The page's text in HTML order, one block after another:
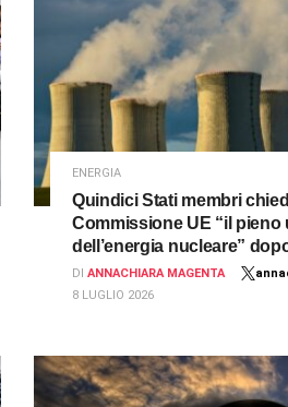
ENERGIA
Quindici Stati membri
Commissione UE “il pieno
dell’energia nucleare”
DI ANNACHIARA MAGENTA
8 LUGLIO 2026